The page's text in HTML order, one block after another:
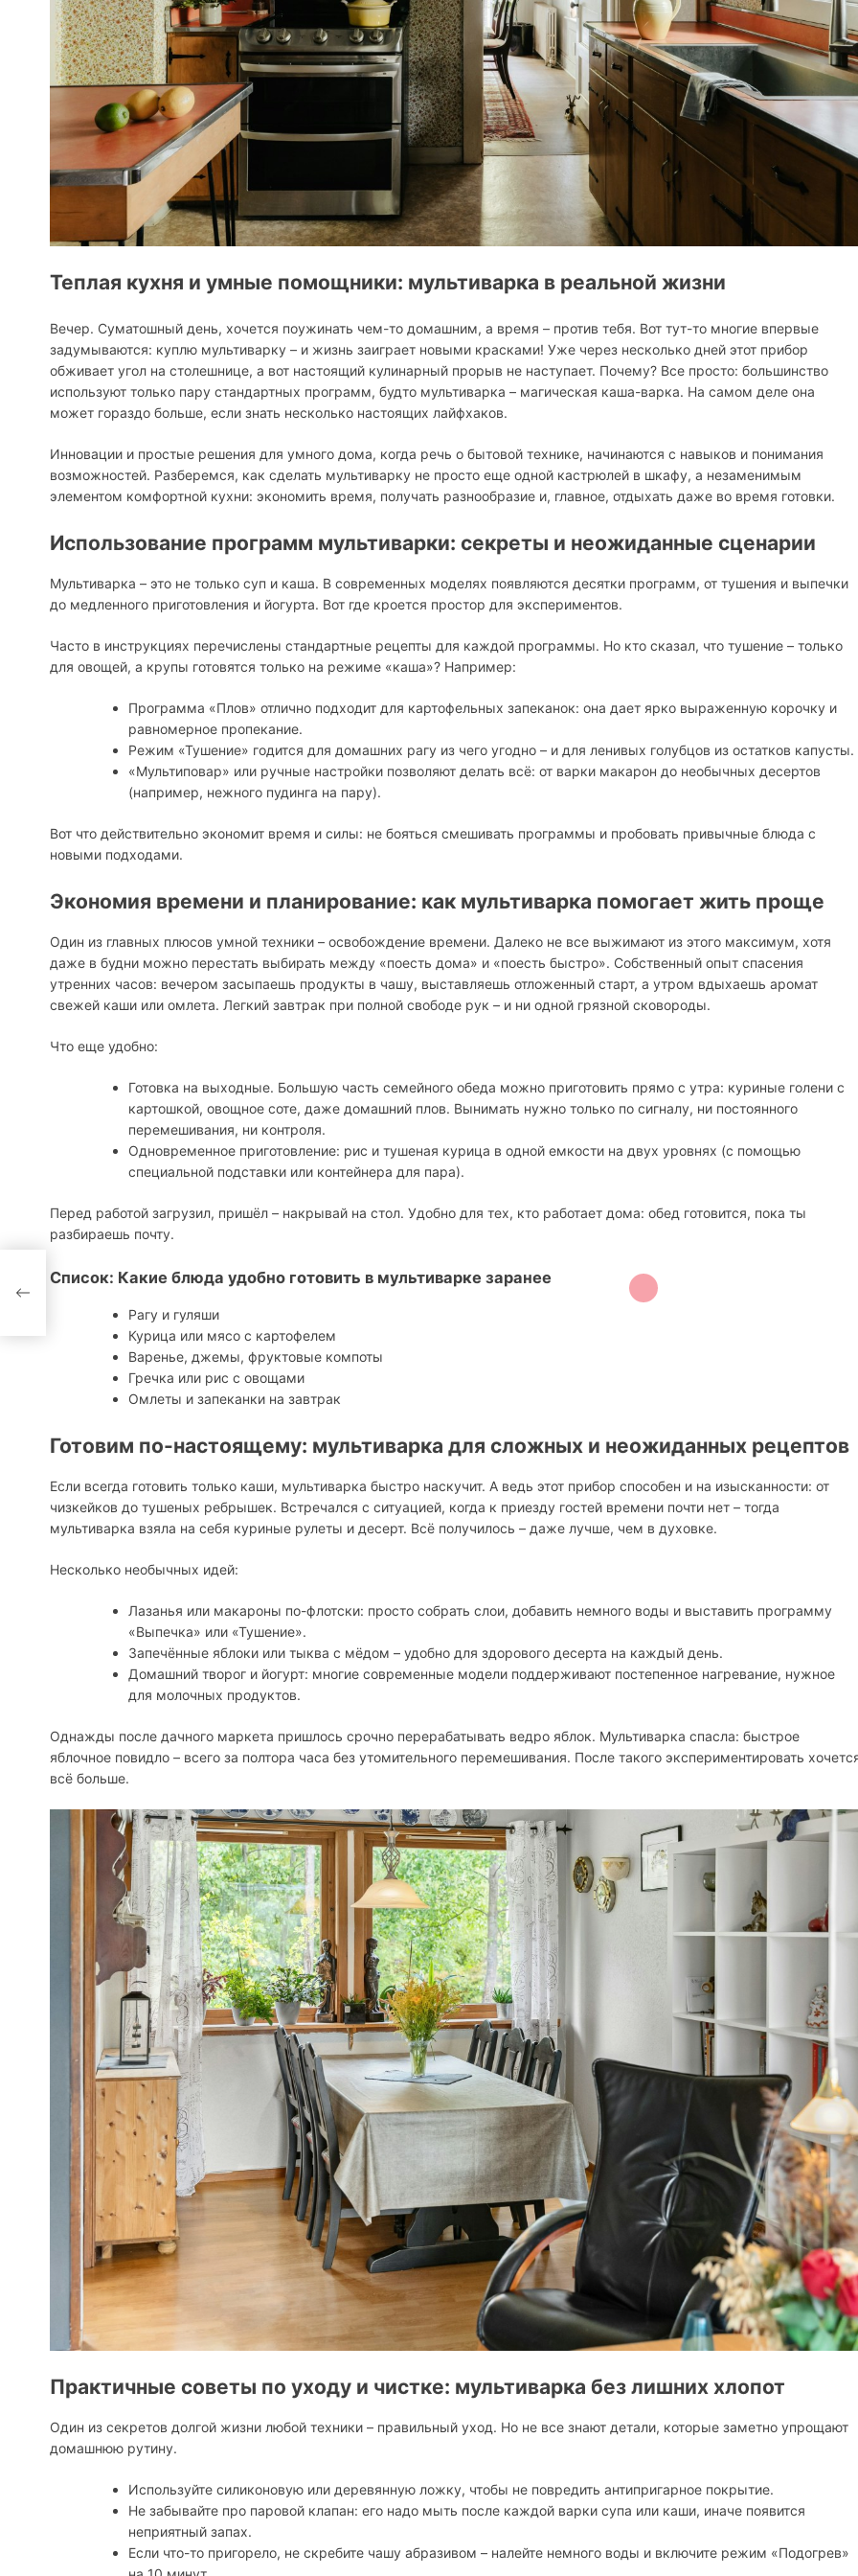
Теплая кухня и умные помощники: мультиварка в реальной жизни
Вечер. Суматошный день, хочется поужинать чем-то домашним, а время – против тебя. Вот тут-то многие впервые
задумываются: куплю мультиварку – и жизнь заиграет новыми красками! Уже через несколько дней этот прибор
обживает угол на столешнице, а вот настоящий кулинарный прорыв не наступает. Почему? Все просто: большинство
используют только пару стандартных программ, будто мультиварка – магическая каша-варка. На самом деле она
может гораздо больше, если знать несколько настоящих лайфхаков.
Инновации и простые решения для умного дома, когда речь о бытовой технике, начинаются с навыков и понимания
возможностей. Разберемся, как сделать мультиварку не просто еще одной кастрюлей в шкафу, а незаменимым
элементом комфортной кухни: экономить время, получать разнообразие и, главное, отдыхать даже во время готовки.
Использование программ мультиварки: секреты и неожиданные сценарии
Мультиварка – это не только суп и каша. В современных моделях появляются десятки программ, от тушения и выпечки
до медленного приготовления и йогурта. Вот где кроется простор для экспериментов.
Часто в инструкциях перечислены стандартные рецепты для каждой программы. Но кто сказал, что тушение – только
для овощей, а крупы готовятся только на режиме «каша»? Например:
Программа «Плов» отлично подходит для картофельных запеканок: она дает ярко выраженную корочку и
равномерное пропекание.
Режим «Тушение» годится для домашних рагу из чего угодно – и для ленивых голубцов из остатков капусты.
«Мультиповар» или ручные настройки позволяют делать всё: от варки макарон до необычных десертов
(например, нежного пудинга на пару).
Вот что действительно экономит время и силы: не бояться смешивать программы и пробовать привычные блюда с
новыми подходами.
Экономия времени и планирование: как мультиварка помогает жить проще
Один из главных плюсов умной техники – освобождение времени. Далеко не все выжимают из этого максимум, хотя
даже в будни можно перестать выбирать между «поесть дома» и «поесть быстро». Собственный опыт спасения
утренних часов: вечером засыпаешь продукты в чашу, выставляешь отложенный старт, а утром вдыхаешь аромат
свежей каши или омлета. Легкий завтрак при полной свободе рук – и ни одной грязной сковороды.
Что еще удобно:
Готовка на выходные. Большую часть семейного обеда можно приготовить прямо с утра: куриные голени с
картошкой, овощное соте, даже домашний плов. Вынимать нужно только по сигналу, ни постоянного
перемешивания, ни контроля.
Одновременное приготовление: рис и тушеная курица в одной емкости на двух уровнях (с помощью
специальной подставки или контейнера для пара).
Перед работой загрузил, пришёл – накрывай на стол. Удобно для тех, кто работает дома: обед готовится, пока ты
разбираешь почту.
Список: Какие блюда удобно готовить в мультиварке заранее
Рагу и гуляши
Курица или мясо с картофелем
Варенье, джемы, фруктовые компоты
Гречка или рис с овощами
Омлеты и запеканки на завтрак
Готовим по-настоящему: мультиварка для сложных и неожиданных рецептов
Если всегда готовить только каши, мультиварка быстро наскучит. А ведь этот прибор способен и на изысканности: от
чизкейков до тушеных ребрышек. Встречался с ситуацией, когда к приезду гостей времени почти нет – тогда
мультиварка взяла на себя куриные рулеты и десерт. Всё получилось – даже лучше, чем в духовке.
Несколько необычных идей:
Лазанья или макароны по-флотски: просто собрать слои, добавить немного воды и выставить программу
«Выпечка» или «Тушение».
Запечённые яблоки или тыква с мёдом – удобно для здорового десерта на каждый день.
Домашний творог и йогурт: многие современные модели поддерживают постепенное нагревание, нужное
для молочных продуктов.
Однажды после дачного маркета пришлось срочно перерабатывать ведро яблок. Мультиварка спасла: быстрое
яблочное повидло – всего за полтора часа без утомительного перемешивания. После такого экспериментировать
всё больше.
Практичные советы по уходу и чистке: мультиварка без лишних хлопот
Один из секретов долгой жизни любой техники – правильный уход. Но не все знают детали, которые заметно упрощают
домашнюю рутину.
Используйте силиконовую или деревянную ложку, чтобы не повредить антипригарное покрытие.
Не забывайте про паровой клапан: его надо мыть после каждой варки супа или каши, иначе появится
неприятный запах.
Если что-то пригорело, не скребите чашу абразивом – налейте немного воды и включите режим «Подогрев»